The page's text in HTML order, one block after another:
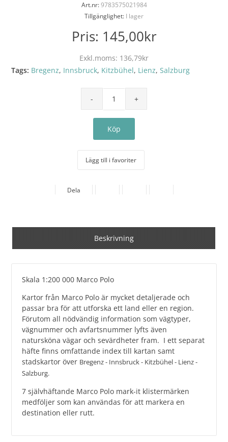
Art.nr:9783575021984
Tillgänglighet: I lager
Pris: 145,00kr
Exkl.moms: 136,79kr
Tags: Bregenz, Innsbruck, Kitzbühel, Lienz,Salzburg
Lägg till i favoriter
Dela
Beskrivning
Skala 1:200 000 Marco Polo
Kartor från Marco Polo är mycket detaljerade och
passar bra för att utforska ett land eller en region.
Förutom all nödvändig information som vägtyper,
vägnummer och avfartsnummer lyfts även
natursköna vägar och sevärdheter fram. I ett separat
häfte finns omfattande index till kartan samt
stadskartor över Bregenz - Innsbruck - Kitzbühel - Lienz -
Salzburg.
7 självhäftande Marco Polo mark-it klistermärken
medföljer som kan användas för att markera en
destination eller rutt.